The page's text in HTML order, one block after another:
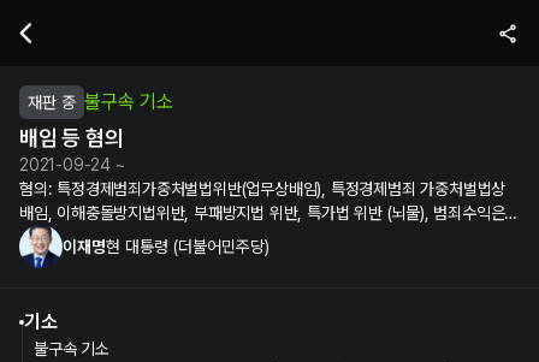
재판 중 불구속 기소
배임 등 혐의
2021-09-24 ~
혐의: 특정경제범죄가중처벌법위반(업무상배임), 특정경제범죄 가중처벌법상
배임, 이해충돌방지법위반, 부패방지법 위반, 특가법 위반 (뇌물), 범죄수익은닉
규제법위반
이재명현 대통령 (더불어민주당)
기소
불구속 기소